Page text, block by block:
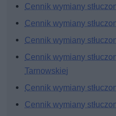
Cennik wymiany
Cennik wymiany
Cennik wymiany
Cennik wymiany
Tarnowskiej
Cennik wymiany
Cennik wymiany